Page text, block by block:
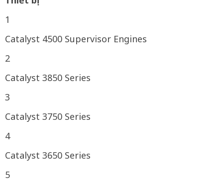
1
Catalyst 4500 Supervisor Engines
2
Catalyst 3850 Series
3
Catalyst 3750 Series
4
Catalyst 3650 Series
5